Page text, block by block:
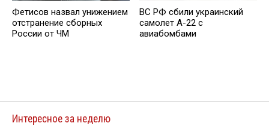
Фетисов назвал унижением
отстранение сборных
России от ЧМ
ВС РФ сбили украинский
самолет А-22 с
авиабомбами
Интересное за неделю